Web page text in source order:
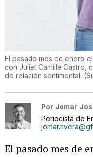
El pasado mes de enero
con Juliet Camille Castro,
de relación sentimental. (
Por Jomar
Periodista de
El pasado mes de